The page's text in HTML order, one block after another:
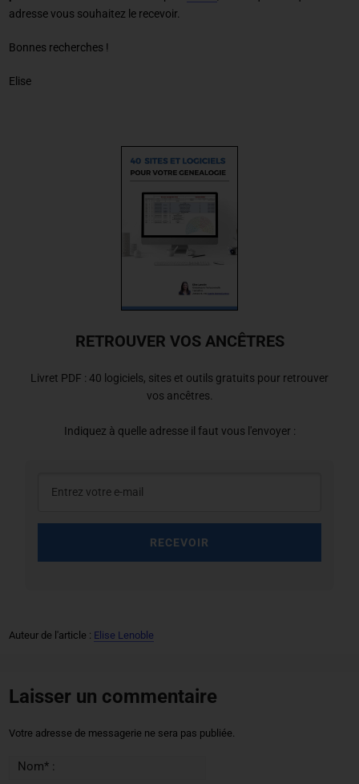
adresse vous souhaitez le recevoir.
Bonnes recherches !
Elise
RETROUVER VOS ANCÊTRES
Livret PDF : 40 logiciels, sites et outils gratuits pour retrouver
vos ancêtres.
Indiquez à quelle adresse il faut vous l'envoyer :
RECEVOIR
Auteur de l'article : Elise Lenoble
Laisser un commentaire
Votre adresse de messagerie ne sera pas publiée.
Nom* :